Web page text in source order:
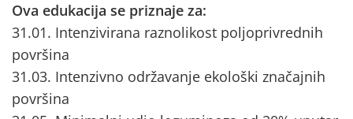
Ova edukacija se priznaje za:
31.01. Intenzivirana raznolikost poljoprivrednih
površina
31.03. Intenzivno održavanje ekološki značajnih
površina